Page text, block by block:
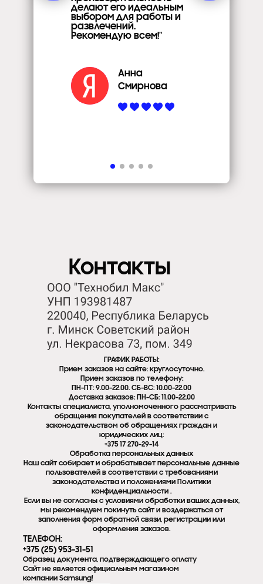
делают его идеальным
выбором для работы и
развлечений.
Рекомендую всем!"
Анна
Смирнова
Контакты
ГРАФИК РАБОТЫ:
Прием заказов на сайте: круглосуточно.
Прием заказов по телефону:
ПН-ПТ: 9.00-22.00. СБ-ВС: 10.00-22.00
Доставка заказов: ПН-СБ: 11.00-22.00
Контакты специалиста, уполномоченного рассматривать
обращения покупателей в соответствии с
законодательством об обращениях граждан и
юридических лиц:
+375 17 270-29-14
Обработка персональных данных
Наш сайт собирает и обрабатывает персональные данные
пользователей в соответствии с требованиями
законодательства и положениями Политики
конфиденциальности .
Если вы не согласны с условиями обработки ваших данных,
мы рекомендуем покинуть сайт и воздержаться от
заполнения форм обратной связи, регистрации или
оформления заказов.
ТЕЛЕФОН:
+375 (25) 953-31-51
Образец документа, подтверждающего оплату
Сайт не является официальным магазином
компании Samsung!